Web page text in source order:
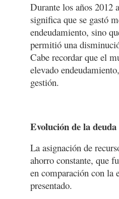
Durante los años 2012
significa que se gastó
endeudamiento, sino
permitió una
Cabe recordar que el
elevado
gestión.
Evolución de la deuda
La asignación de
ahorro constante, que
en comparación con la
presentado.